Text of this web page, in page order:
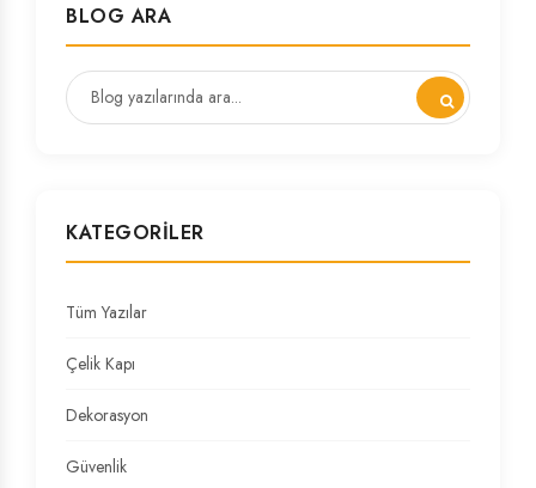
BLOG ARA
KATEGORILER
Tüm Yazılar
Çelik Kapı
Dekorasyon
Güvenlik